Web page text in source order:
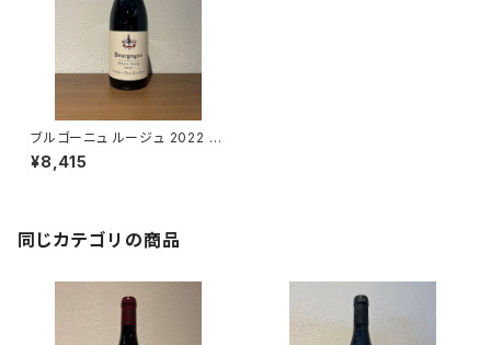
ブルゴーニュ ルージュ 2022 シ
ャルル・ヴァン・カネイ 赤ワイン
750ml
¥8,415
同じカテゴリの商品